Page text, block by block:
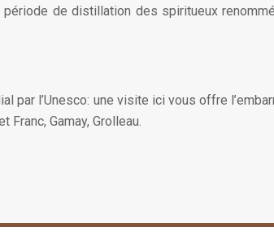
de distillation des spiritueux
par l’Unesco: une visite ici vous offre
Franc, Gamay, Grolleau.